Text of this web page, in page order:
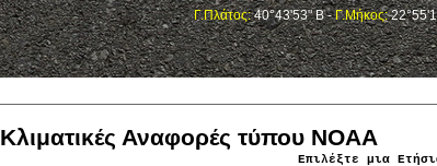
Γ.Πλάτος:40°43'53" Β - Γ.Μήκος:
Κλιματικές Αναφορές τύπου NOAA
Επιλέξτε μια